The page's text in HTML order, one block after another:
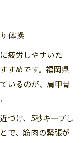
体操
疲労しやすいた
すめです。福岡県
いるのが、肩甲骨
づけ、5秒キープし
で、筋肉の緊張が